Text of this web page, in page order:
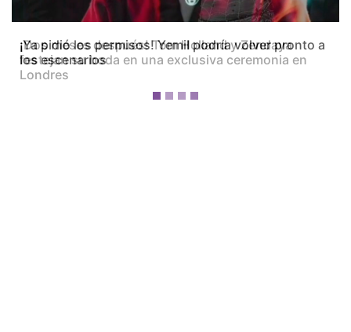
¡Dos meses después! Tom Holland y Zendaya
festejan su boda en una exclusiva ceremonia en
Londres